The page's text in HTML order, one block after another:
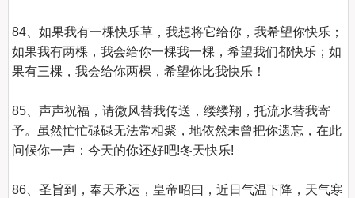
84、如果我有一棵快乐草，我想将它给你，我希望你快乐；
如果我有两棵，我会给你一棵我一棵，希望我们都快乐；如
果有三棵，我会给你两棵，希望你比我快乐！
85、声声祝福，请微风替我传送，缕缕翔，托流水替我寄
予。虽然忙忙碌碌无法常相聚，地依然未曾把你遗忘，在此
问候你一声：今天的你还好吧!冬天快乐!
86、圣旨到，奉天承运，皇帝昭曰，近日气温下降，天气寒